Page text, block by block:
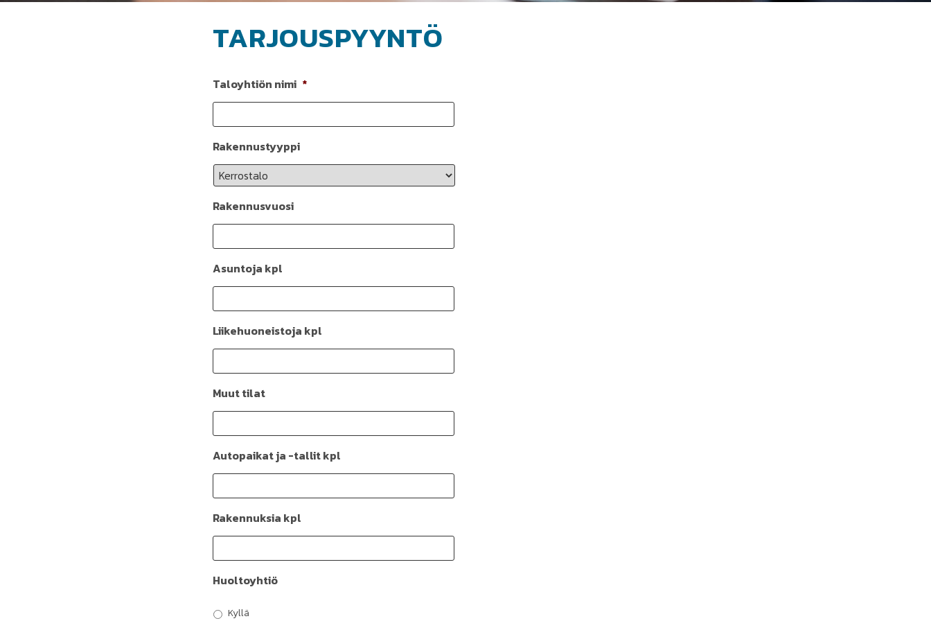
TARJOUSPYYNTÖ
Taloyhtiön nimi *
Rakennustyyppi
Rakennusvuosi
Asuntoja kpl
Liikehuoneistoja kpl
Muut tilat
Autopaikat ja -tallit kpl
Rakennuksia kpl
Huoltoyhtiö
Kyllä